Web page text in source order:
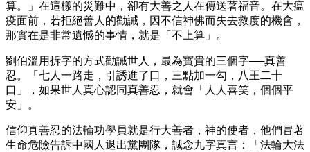
算。」在這樣的災難中，卻有大善之人在傳送著福音。在大瘟
疫面前，若拒絕善人的勸誡，因不信神佛而失去救度的機會，
那實在是非常遺憾的事情，就是「不上算」。
劉伯溫用拆字的方式勸誡世人，最為寶貴的三個字──真善
忍。「七人一路走，引誘進了口，三點加一勾，八王二十
口」，如果世人真心認同真善忍，就會「人人喜笑，個個平
安」。
信仰真善忍的法輪功學員就是行大善者，神的使者，他們冒著
生命危險告訴中國人退出黨團隊，誠念九字真言：「法輪大法